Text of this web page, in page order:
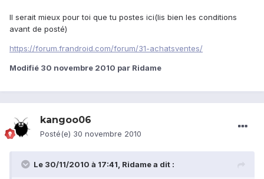
Il serait mieux pour toi que tu postes ici(lis bien les conditions
avant de posté)
https://forum.frandroid.com/forum/31-achatsventes/
Modifié 30 novembre 2010 par Ridame
kangoo06
Posté(e) 30 novembre 2010
Le 30/11/2010 à 17:41, Ridame a dit :